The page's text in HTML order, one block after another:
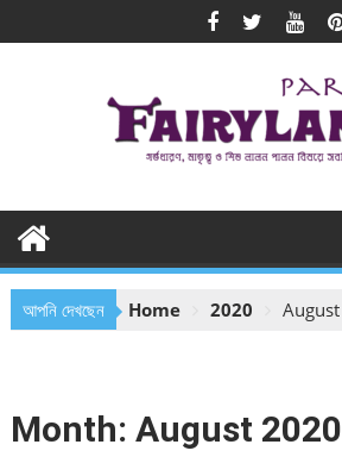
to
আপনি দেখছেন Home 2020 August
Month:August 2020